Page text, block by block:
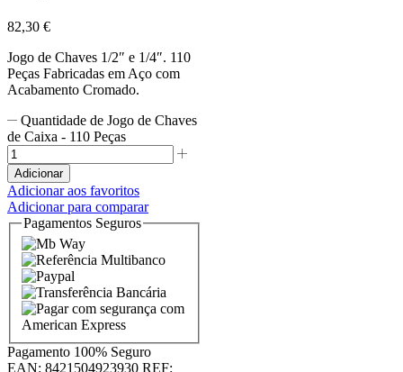
82,30 €
Jogo de Chaves 1/2″ e 1/4″. 110
Peças Fabricadas em Aço com
Acabamento Cromado.
Quantidade de Jogo de Chaves
de Caixa - 110 Peças
Adicionar
Adicionar aos favoritos
Adicionar para comparar
Pagamentos Seguros
Pagamento 100% Seguro
EAN: 8421504923930 REF: